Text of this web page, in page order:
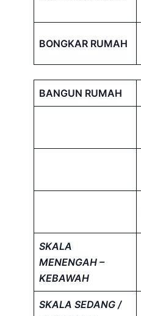
BONGKAR RUMAH
BANGUN RUMAH
SKALA
MENENGAH –
KEBAWAH
SKALA SEDANG /